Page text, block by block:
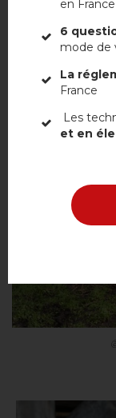
en France
6
mode de
La
France
Les
et en